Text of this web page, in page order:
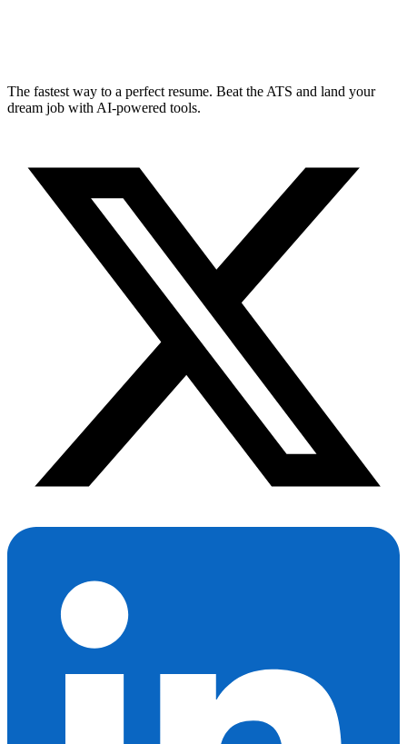
The fastest way to a perfect resume. Beat the ATS and land your
dream job with AI-powered tools.